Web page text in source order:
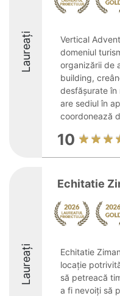
Laureați
Vertical
domeniul
organizării de
building,
desfășurate în
are sediul în
coordonează
10
Laureați
Echitatie
Echitatie
locație
să petreacă
a fi nevoiți să